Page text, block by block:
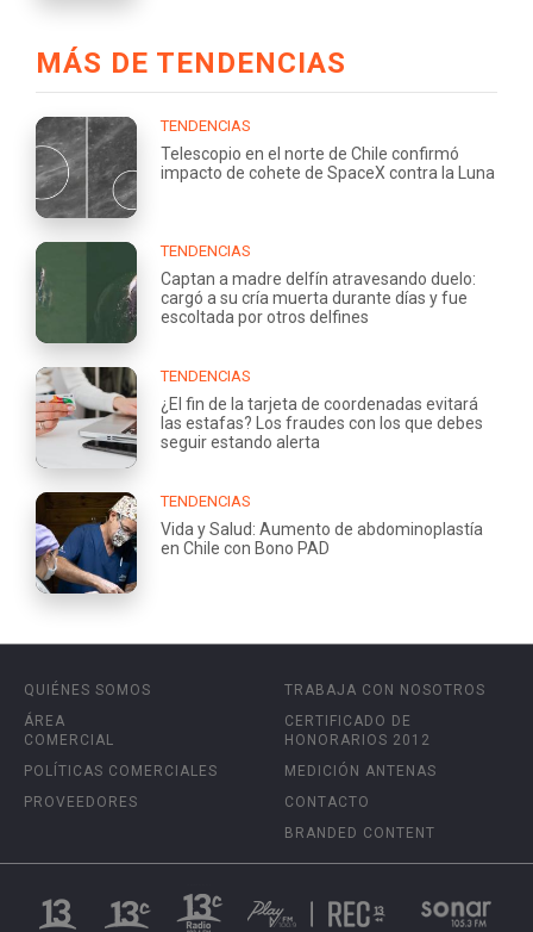
MÁS DE TENDENCIAS
TENDENCIAS
Telescopio en el norte de Chile confirmó
impacto de cohete de SpaceX contra la Luna
TENDENCIAS
Captan a madre delfín atravesando duelo:
cargó a su cría muerta durante días y fue
escoltada por otros delfines
TENDENCIAS
¿El fin de la tarjeta de coordenadas evitará
las estafas? Los fraudes con los que debes
seguir estando alerta
TENDENCIAS
Vida y Salud: Aumento de abdominoplastía
en Chile con Bono PAD
QUIÉNES SOMOS
ÁREA
COMERCIAL
POLÍTICAS COMERCIALES
PROVEEDORES
TRABAJA CON NOSOTROS
CERTIFICADO DE
HONORARIOS 2012
MEDICIÓN ANTENAS
CONTACTO
BRANDED CONTENT